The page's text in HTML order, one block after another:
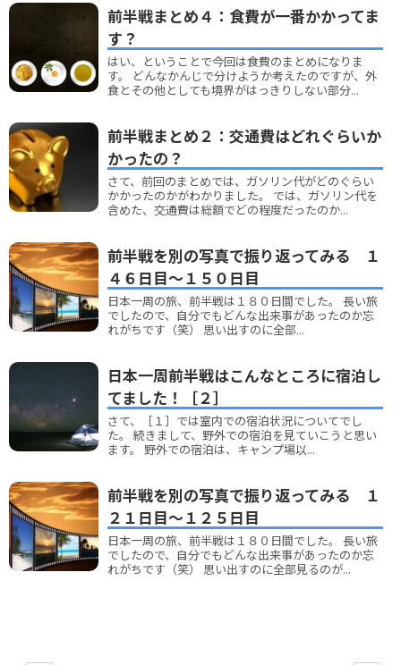
前半戦まとめ４：食費が一番かかってま
す？
はい、ということで今回は食費のまとめになりま
す。 どんなかんじで分けようか考えたのですが、外
食とその他としても境界がはっきりしない部分...
前半戦まとめ２：交通費はどれぐらいか
かったの？
さて、前回のまとめでは、ガソリン代がどのぐらい
かかったのかがわかりました。 では、ガソリン代を
含めた、交通費は総額でどの程度だったのか...
前半戦を別の写真で振り返ってみる １
４６日目～１５０日目
日本一周の旅、前半戦は１８０日間でした。 長い旅
でしたので、自分でもどんな出来事があったのか忘
れがちです（笑） 思い出すのに全部...
日本一周前半戦はこんなところに宿泊し
てました！［２］
さて、［１］では室内での宿泊状況についてでし
た。 続きまして、野外での宿泊を見ていこうと思い
ます。 野外での宿泊は、キャンプ場以...
前半戦を別の写真で振り返ってみる １
２１日目～１２５日目
日本一周の旅、前半戦は１８０日間でした。 長い旅
でしたので、自分でもどんな出来事があったのか忘
れがちです（笑） 思い出すのに全部見るのが...